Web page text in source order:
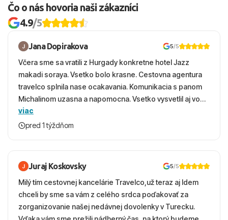
Čo o nás hovoria naši zákazníci
4.9/5
Jana Dopirakova 5/5
Včera sme sa vratili z Hurgady konkretne hotel Jazz
makadi soraya. Vsetko bolo krasne. Cestovna agentura
travelco splnila nase ocakavania. Komunikacia s panom
Michalinom uzasna a napomocna. Vsetko vysvetlil aj vo
vecernych hodinach zaco sa ospravedlnujem. Hotel
krasny, cisty. Sluzby top. Strava, prostredie, more,
viac
pred 1 týždňom
Juraj Koskovsky 5/5
Milý tím cestovnej kancelárie Travelco,už teraz aj Idem
chceli by sme sa vám z celého srdca poďakovať za
zorganizovanie našej nedávnej dovolenky v Turecku.